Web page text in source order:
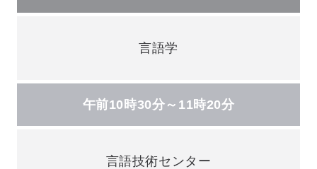
言語学
午前10時30分～11時20分
言語技術センター